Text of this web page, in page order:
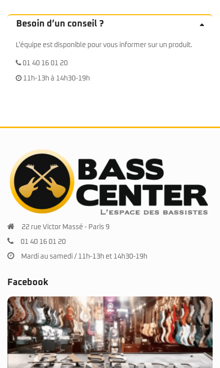
Besoin d’un conseil ?
L'équipe est disponible pour vous informer sur un produit.
01 40 16 01 20
11h-13h à 14h30-19h
22 rue Victor Massé - Paris 9
01 40 16 01 20
Mardi au samedi / 11h-13h et 14h30-19h
Facebook